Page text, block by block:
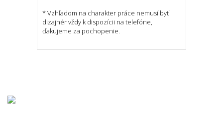
* Vzhľadom na charakter práce nemusí byť
dizajnér vždy k dispozícii na telefóne,
ďakujeme za pochopenie.